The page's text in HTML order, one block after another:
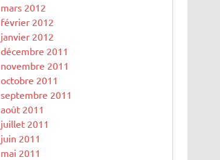
mars 2012
février 2012
janvier 2012
décembre 2011
novembre 2011
octobre 2011
septembre 2011
août 2011
juillet 2011
juin 2011
mai 2011